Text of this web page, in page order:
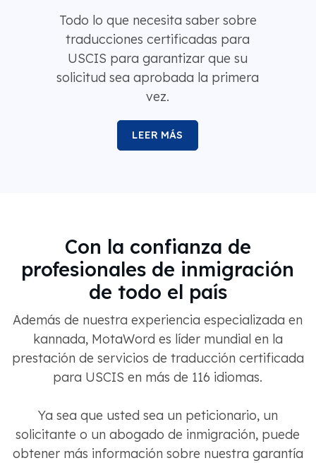
Todo lo que necesita saber sobre
traducciones certificadas para
USCIS para garantizar que su
solicitud sea aprobada la primera
vez.
LEER MÁS
Con la confianza de
profesionales de inmigración
de todo el país
Además de nuestra experiencia especializada en
kannada, MotaWord es líder mundial en la
prestación de servicios de traducción certificada
para USCIS en más de 116 idiomas.
Ya sea que usted sea un peticionario, un
solicitante o un abogado de inmigración, puede
obtener más información sobre nuestra garantía